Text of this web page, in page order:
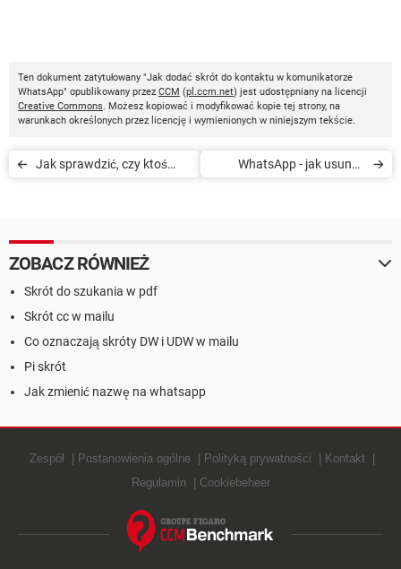
Ten dokument zatytułowany "Jak dodać skrót do kontaktu w komunikatorze
WhatsApp" opublikowany przez CCM (pl.ccm.net) jest udostępniany na licencji
Creative Commons. Możesz kopiować i modyfikować kopie tej strony, na
warunkach określonych przez licencję i wymienionych w niniejszym tekście.
Jak sprawdzić, czy ktoś
WhatsApp - jak usunąć
ZOBACZ RÓWNIEŻ
Skrót do szukania w pdf
Skrót cc w mailu
Co oznaczają skróty DW i UDW w mailu
Pi skrót
Jak zmienić nazwę na whatsapp
Zespół Postanowienia ogólne Polityką prywatności
Kontakt
Regulamin
Cookiebeheer